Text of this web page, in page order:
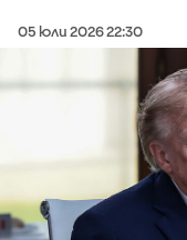
05 юли 2026 22:30